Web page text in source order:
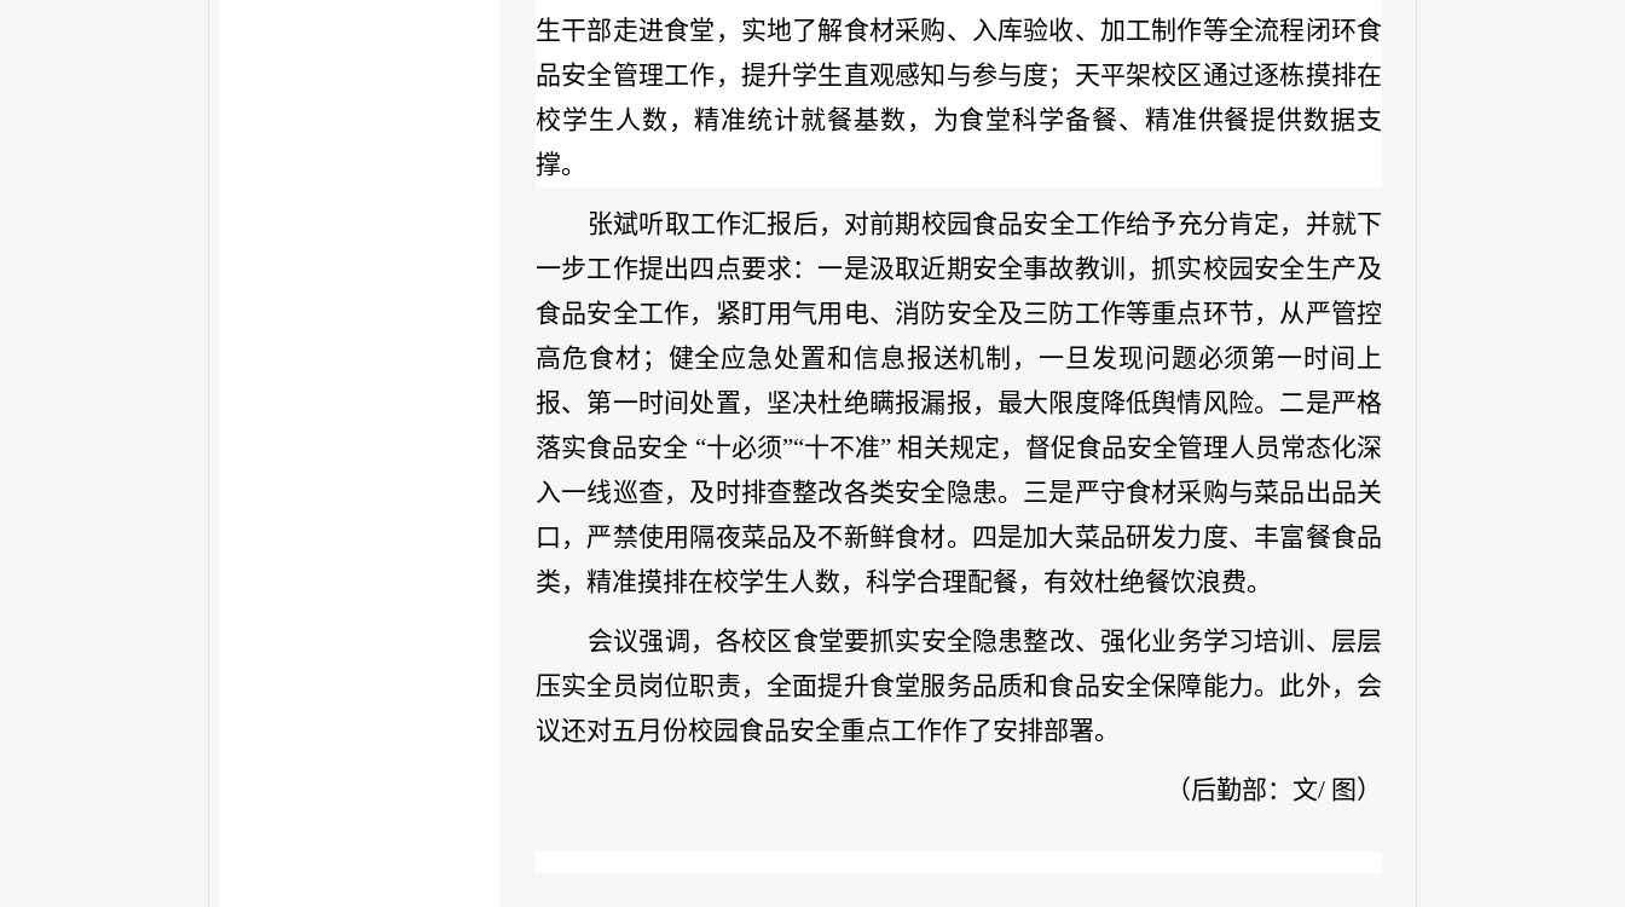
生干部走进食堂，实地了解食材采购、入库验收、加工制作等全流程闭环食
品安全管理工作，提升学生直观感知与参与度；天平架校区通过逐栋摸排在
校学生人数，精准统计就餐基数，为食堂科学备餐、精准供餐提供数据支
撑。
张斌听取工作汇报后，对前期校园食品安全工作给予充分肯定，并就下
一步工作提出四点要求：一是汲取近期安全事故教训，抓实校园安全生产及
食品安全工作，紧盯用气用电、消防安全及三防工作等重点环节，从严管控
高危食材；健全应急处置和信息报送机制，一旦发现问题必须第一时间上
报、第一时间处置，坚决杜绝瞒报漏报，最大限度降低舆情风险。二是严格
落实食品安全 “十必须”“十不准” 相关规定，督促食品安全管理人员常态化深
入一线巡查，及时排查整改各类安全隐患。三是严守食材采购与菜品出品关
口，严禁使用隔夜菜品及不新鲜食材。四是加大菜品研发力度、丰富餐食品
类，精准摸排在校学生人数，科学合理配餐，有效杜绝餐饮浪费。
会议强调，各校区食堂要抓实安全隐患整改、强化业务学习培训、层层
压实全员岗位职责，全面提升食堂服务品质和食品安全保障能力。此外，会
议还对五月份校园食品安全重点工作作了安排部署。
（后勤部：文/ 图）